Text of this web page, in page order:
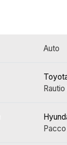
Auto